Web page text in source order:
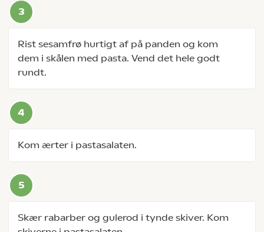
Rist sesamfrø hurtigt af på panden og kom
dem i skålen med pasta. Vend det hele godt
rundt.
Kom ærter i pastasalaten.
Skær rabarber og gulerod i tynde skiver. Kom